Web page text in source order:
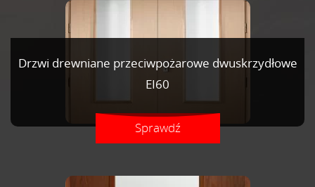
Drzwi drewniane przeciwpożarowe dwuskrzydłowe
EI60
Sprawdź